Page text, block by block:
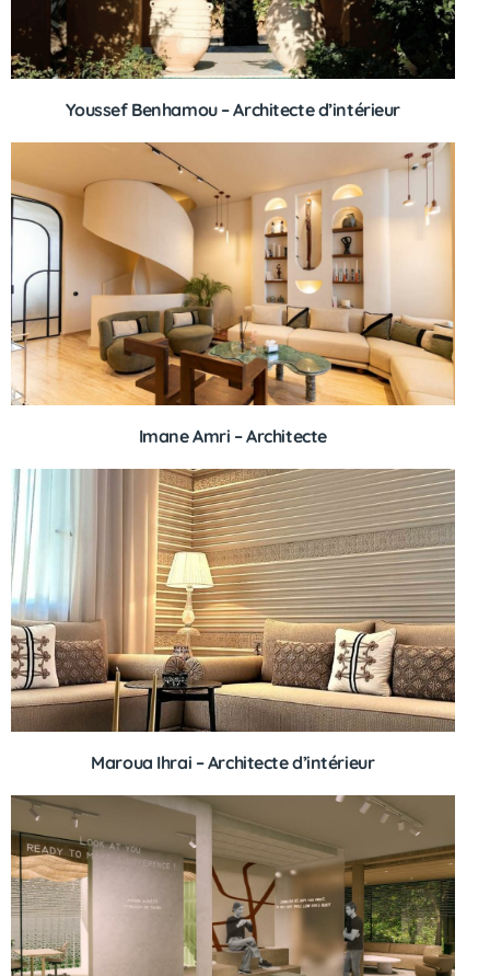
Youssef Benhamou – Architecte d’intérieur
Imane Amri – Architecte
Maroua Ihrai – Architecte d’intérieur